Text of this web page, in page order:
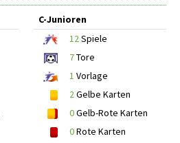
C-Junioren
12Spiele
7Tore
1 Vorlage
2Gelbe Karten
0Gelb-Rote Karten
0Rote Karten